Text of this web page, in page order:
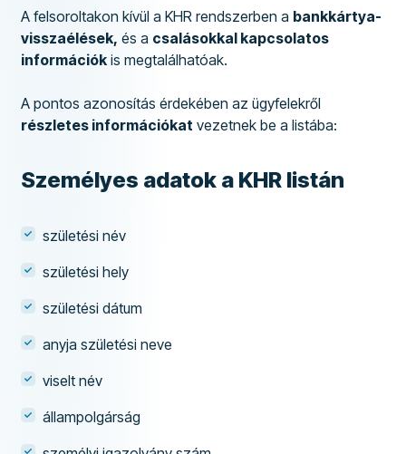
A felsoroltakon kívül a KHR rendszerben a bankkártya-
visszaélések, és a csalásokkal kapcsolatos
információk is megtalálhatóak.
A pontos azonosítás érdekében az ügyfelekről
részletes információkat vezetnek be a listába:
Személyes adatok a KHR listán
születési név
születési hely
születési dátum
anyja születési neve
viselt név
állampolgárság